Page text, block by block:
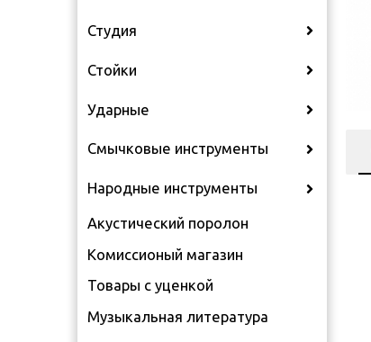
Студия
Стойки
Ударные
Смычковые инструменты
Народные инструменты
Акустический поролон
Комиссионый магазин
Товары с уценкой
Музыкальная литература